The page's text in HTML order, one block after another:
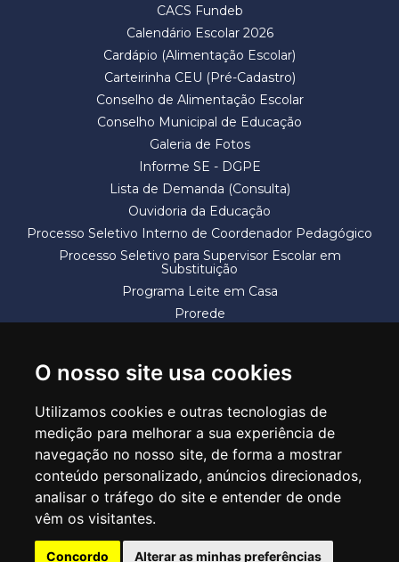
O nosso site usa cookies
Utilizamos cookies e outras tecnologias de
medição para melhorar a sua experiência de
navegação no nosso site, de forma a mostrar
conteúdo personalizado, anúncios direcionados,
analisar o tráfego do site e entender de onde
vêm os visitantes.
Concordo Alterar as minhas preferências
CACS Fundeb
Calendário Escolar 2026
Cardápio (Alimentação Escolar)
Carteirinha CEU (Pré-Cadastro)
Conselho de Alimentação Escolar
Conselho Municipal de Educação
Galeria de Fotos
Informe SE - DGPE
Lista de Demanda (Consulta)
Ouvidoria da Educação
Processo Seletivo Interno de Coordenador Pedagógico
Processo Seletivo para Supervisor Escolar em
Substituição
Programa Leite em Casa
Prorede
SECRETARIA DE EDUCAÇÃO
Rua Claudino Barbosa, 313 - Macedo - Guarulhos/SP CEP 07113-040
Central de Atendimento: *55 11 2475-7300